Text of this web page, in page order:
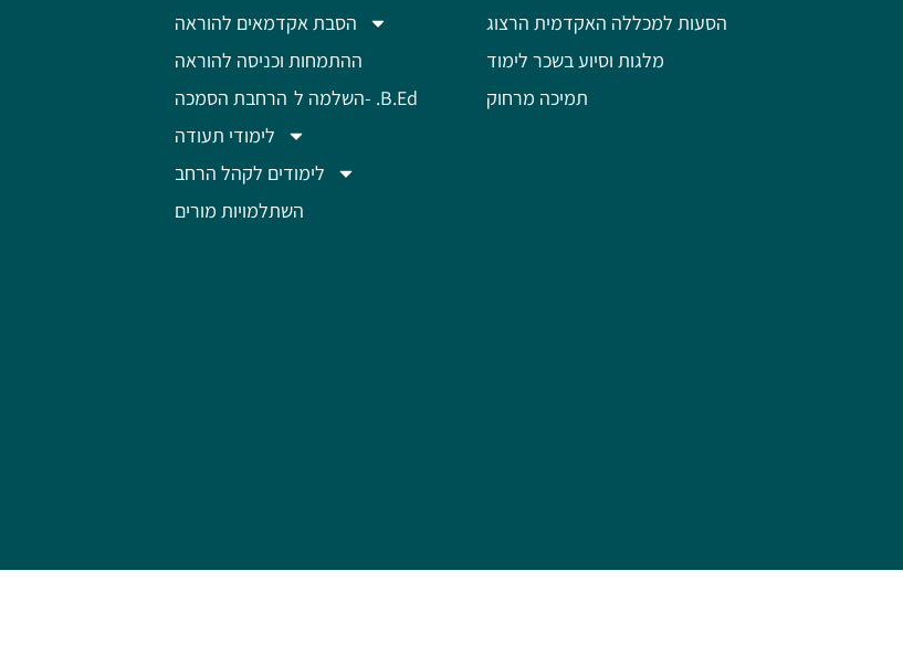
הסבת אקדמאים להוראה
ההתמחות וכניסה להוראה
הרחבת הסמכה
השלמה ל- .B.Ed
לימודי תעודה
לימודים לקהל הרחב
השתלמויות מורים
הסעות למכללה האקדמית הרצוג
מלגות וסיוע בשכר לימוד
תמיכה מרחוק